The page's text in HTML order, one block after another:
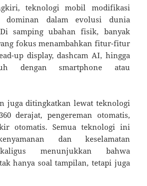
teknologi mobil modifikasi
dominan dalam evolusi dunia
samping ubahan fisik, banyak
fokus menambahkan fitur-fitur
up display, dashcam AI, hingga
dengan smartphone atau
juga ditingkatkan lewat teknologi
derajat, pengereman otomatis,
otomatis. Semua teknologi ini
dan keselamatan
menunjukkan bahwa
hanya soal tampilan, tetapi juga